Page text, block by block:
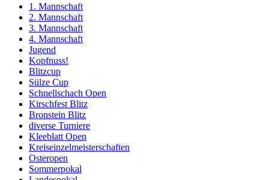
1. Mannschaft
2. Mannschaft
3. Mannschaft
4. Mannschaft
Jugend
Kopfnuss!
Blitzcup
Sülze Cup
Schnellschach Open
Kirschfest Blitz
Bronstein Blitz
diverse Turniere
Kleeblatt Open
Kreiseinzelmeisterschaften
Osteropen
Sommerpokal